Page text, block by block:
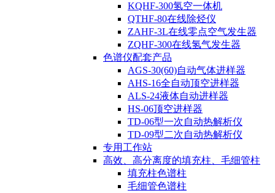
KQHF-300氢空一体机
QTHF-80在线除烃仪
ZAHF-3L在线零点空气发生器
ZQHF-300在线氢气发生器
色谱仪配套产品
AGS-30(60)自动气体进样器
AHS-16全自动顶空进样器
ALS-24液体自动进样器
HS-06顶空进样器
TD-06型一次自动热解析仪
TD-09型二次自动热解析仪
专用工作站
高效、高分离度的填充柱、毛细管柱
填充柱色谱柱
毛细管色谱柱